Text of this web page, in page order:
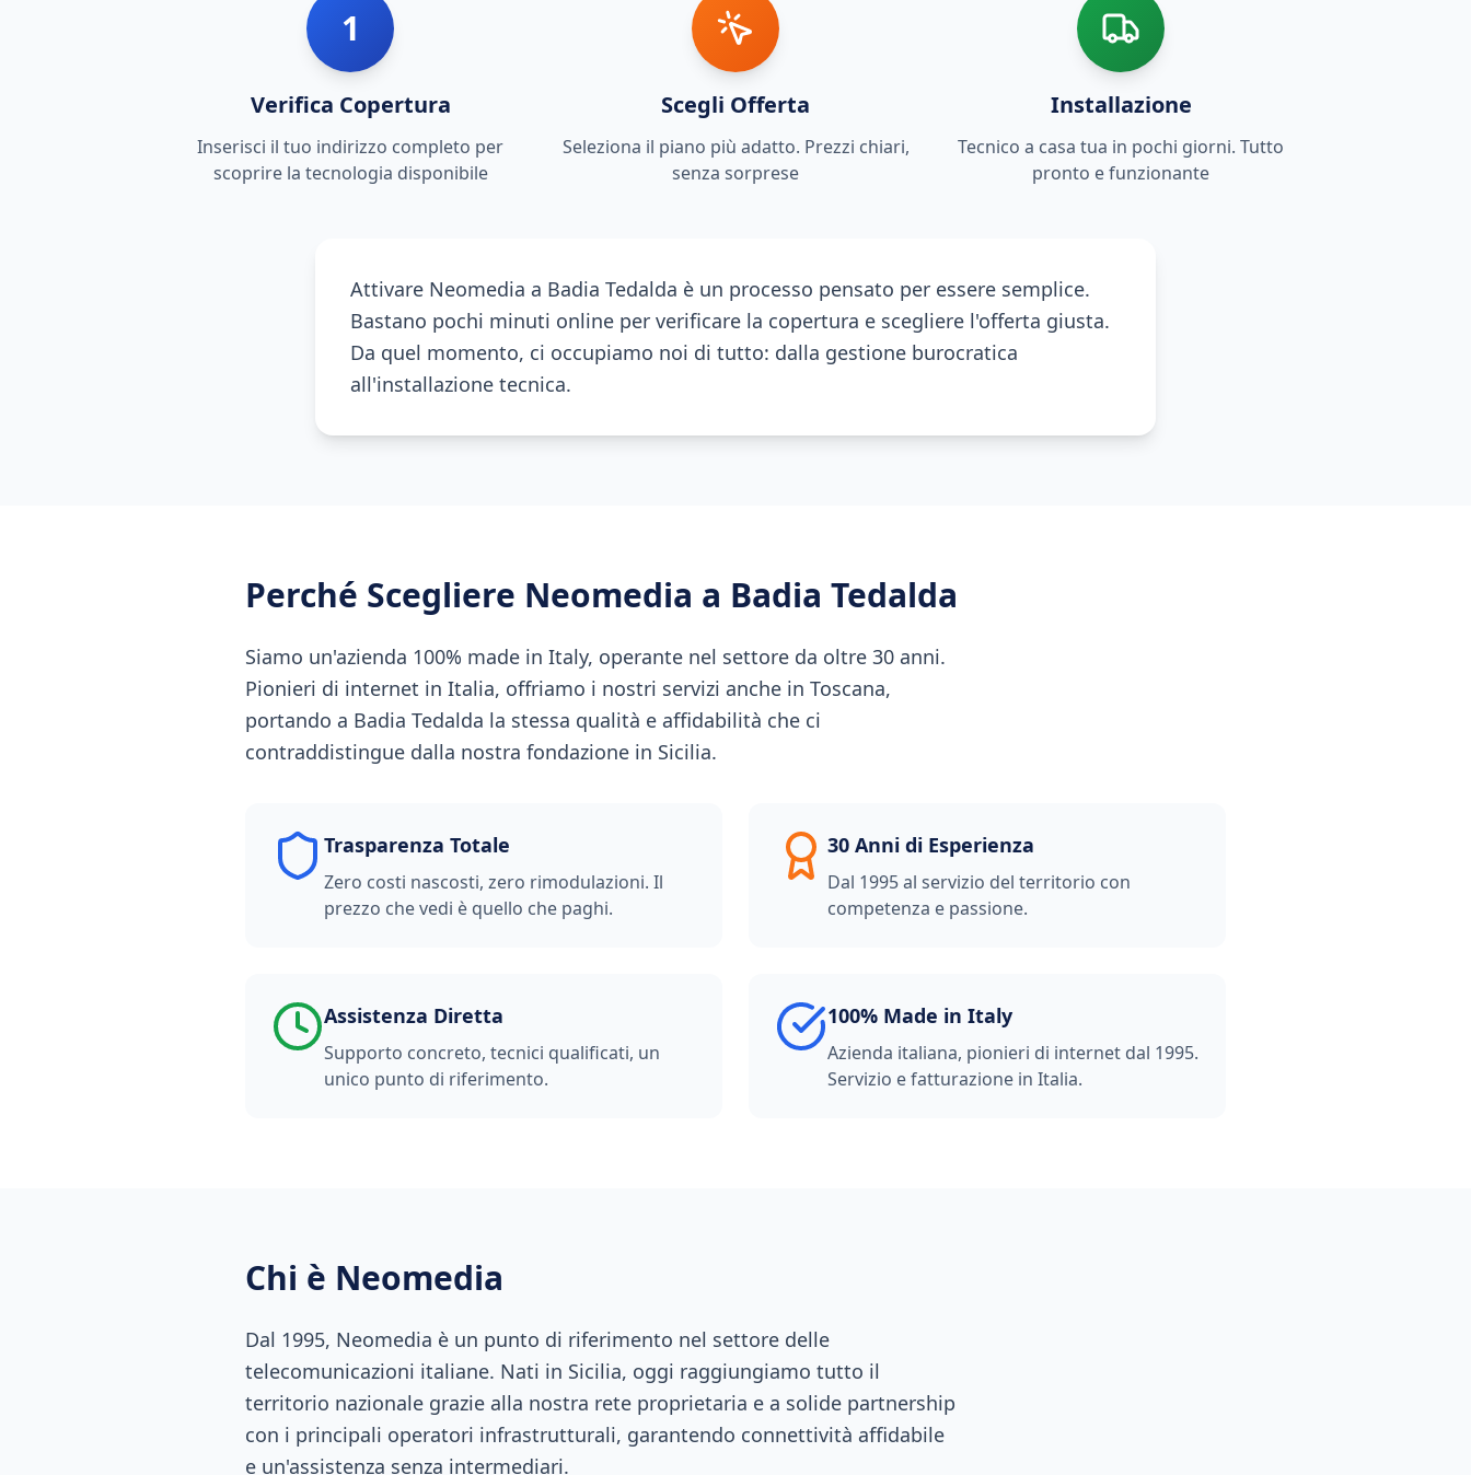
1
Verifica Copertura
Inserisci il tuo indirizzo completo per
scoprire la tecnologia disponibile
Scegli Offerta
Seleziona il piano più adatto. Prezzi chiari,
senza sorprese
Installazione
Tecnico a casa tua in pochi giorni. Tutto
pronto e funzionante
Attivare Neomedia a Badia Tedalda è un processo pensato per essere semplice.
Bastano pochi minuti online per verificare la copertura e scegliere l'offerta giusta.
Da quel momento, ci occupiamo noi di tutto: dalla gestione burocratica
all'installazione tecnica.
Perché Scegliere Neomedia a Badia Tedalda
Siamo un'azienda 100% made in Italy, operante nel settore da oltre 30 anni.
Pionieri di internet in Italia, offriamo i nostri servizi anche in Toscana,
portando a Badia Tedalda la stessa qualità e affidabilità che ci
contraddistingue dalla nostra fondazione in Sicilia.
Trasparenza Totale
Zero costi nascosti, zero rimodulazioni. Il
prezzo che vedi è quello che paghi.
30 Anni di Esperienza
Dal 1995 al servizio del territorio con
competenza e passione.
Assistenza Diretta
Supporto concreto, tecnici qualificati, un
unico punto di riferimento.
100% Made in Italy
Azienda italiana, pionieri di internet dal 1995.
Servizio e fatturazione in Italia.
Chi è Neomedia
Dal 1995, Neomedia è un punto di riferimento nel settore delle
telecomunicazioni italiane. Nati in Sicilia, oggi raggiungiamo tutto il
territorio nazionale grazie alla nostra rete proprietaria e a solide partnership
con i principali operatori infrastrutturali, garantendo connettività affidabile
e un'assistenza senza intermediari.